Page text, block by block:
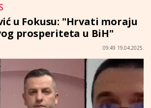
u Fokusu: "Hrvati moraju
prosperiteta u BiH"
09:49 19.04.2025.